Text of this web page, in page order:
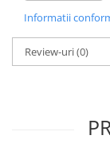
Marime profil
Greutate bruta:
Informatii
Review-uri(0)